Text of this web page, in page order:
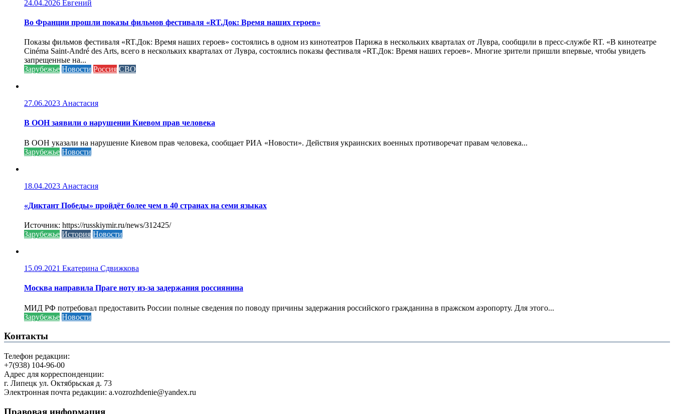
24.04.2026 Евгений
Во Франции прошли показы фильмов фестиваля «RT.Док: Время наших героев»
Показы фильмов фестиваля «RT.Док: Время наших героев» состоялись в одном из кинотеатров Парижа в нескольких кварталах от Лувра, сообщили в пресс-службе RT. «В кинотеатре
Cinéma Saint-André des Arts, всего в нескольких кварталах от Лувра, состоялись показы фестиваля «RT.Док: Время наших героев». Многие зрители пришли впервые, чтобы увидеть
запрещенные на...
Зарубежье Новости Россия СВО
27.06.2023 Анастасия
В ООН заявили о нарушении Киевом прав человека
В ООН указали на нарушение Киевом прав человека, сообщает РИА «Новости». Действия украинских военных противоречат правам человека...
Зарубежье Новости
18.04.2023 Анастасия
«Диктант Победы» пройдёт более чем в 40 странах на семи языках
Источник: https://russkiymir.ru/news/312425/
Зарубежье История Новости
15.09.2021 Екатерина Сдвижкова
Москва направила Праге ноту из-за задержания россиянина
МИД РФ потребовал предоставить России полные сведения по поводу причины задержания российского гражданина в пражском аэропорту. Для этого...
Зарубежье Новости
Контакты
Телефон редакции:
+7(938) 104-96-00
Адрес для корреспонденции:
г. Липецк ул. Октябрьская д. 73
Электронная почта редакции: a.vozrozhdenie@yandex.ru
Правовая информация